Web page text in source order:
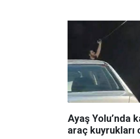
Ayaş Yolu’nda
araç kuyrukları